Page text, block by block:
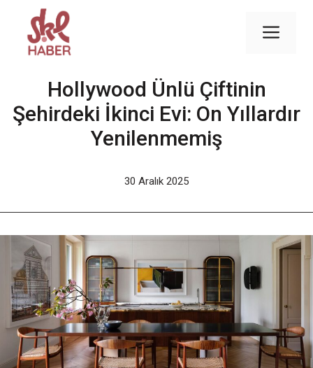
Hollywood Ünlü Çiftinin
Şehirdeki İkinci Evi: On Yıllardır
Yenilenmemiş
30 Aralık 2025